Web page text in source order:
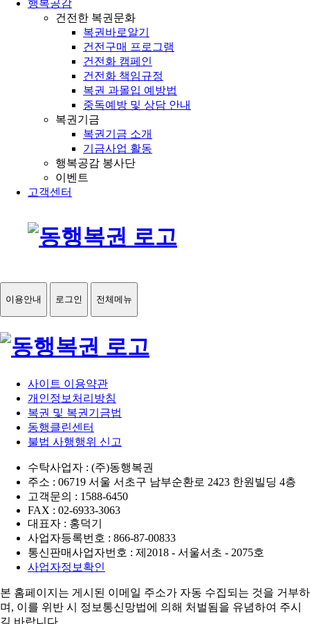
행복공감
건전한 복권문화
복권바로알기
건전구매 프로그램
건전화 캠페인
건전화 책임규정
복권 과몰입 예방법
중독예방 및 상담 안내
복권기금
복권기금 소개
기금사업 활동
행복공감 봉사단
이벤트
고객센터
이용안내 로그인 전체메뉴
사이트 이용약관
개인정보처리방침
복권 및 복권기금법
동행클린센터
불법 사행행위 신고
수탁사업자 : (주)동행복권
주소 : 06719 서울 서초구 남부순환로 2423 한원빌딩 4층
고객문의 : 1588-6450
FAX : 02-6933-3063
대표자 : 홍덕기
사업자등록번호 : 866-87-00833
통신판매사업자번호 : 제2018 - 서울서초 - 2075호
사업자정보확인
본 홈페이지는 게시된 이메일 주소가 자동 수집되는 것을 거부하
며, 이를 위반 시 정보통신망법에 의해 처벌됨을 유념하여 주시